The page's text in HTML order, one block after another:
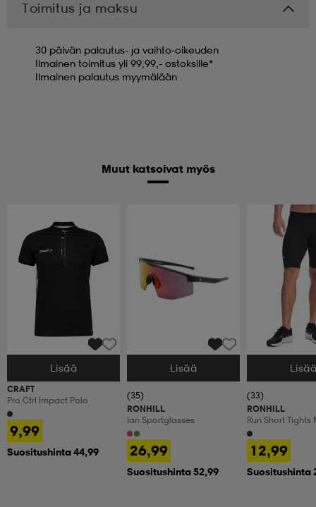
Toimitus ja maksu
30 päivän palautus- ja vaihto-oikeuden
Ilmainen toimitus yli 99,99,- ostoksille*
Ilmainen palautus myymälään
Muut katsoivat myös
Valitse Koko
Lisää
CRAFT
Pro Ctrl Impact Polo
9,99
Suositushinta 44,99
Valitse Koko
Lisää
(35)
RONHILL
Ian Sportglasses
26,99
Suositushinta 52,99
Valitse Koko
(33)
RONHILL
Run Short Tights
12,99
Suositushinta